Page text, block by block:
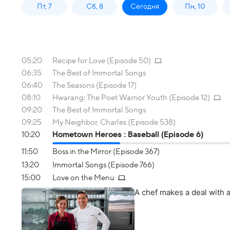
Пт, 7 Сб, 8 Сегодня Пн, 10
05:20
Recipe for Love (Episode 50)
06:35
The Best of Immortal Songs
06:40
The Seasons (Episode 17)
08:10
Hwarang: The Poet Warrior Youth (Episode 12)
09:20
The Best of Immortal Songs
09:25
My Neighbor, Charles (Episode 538)
10:20
Hometown Heroes : Baseball (Episode 6)
11:50
Boss in the Mirror (Episode 367)
13:20
Immortal Songs (Episode 766)
15:00
Love on the Menu
A chef makes a deal with